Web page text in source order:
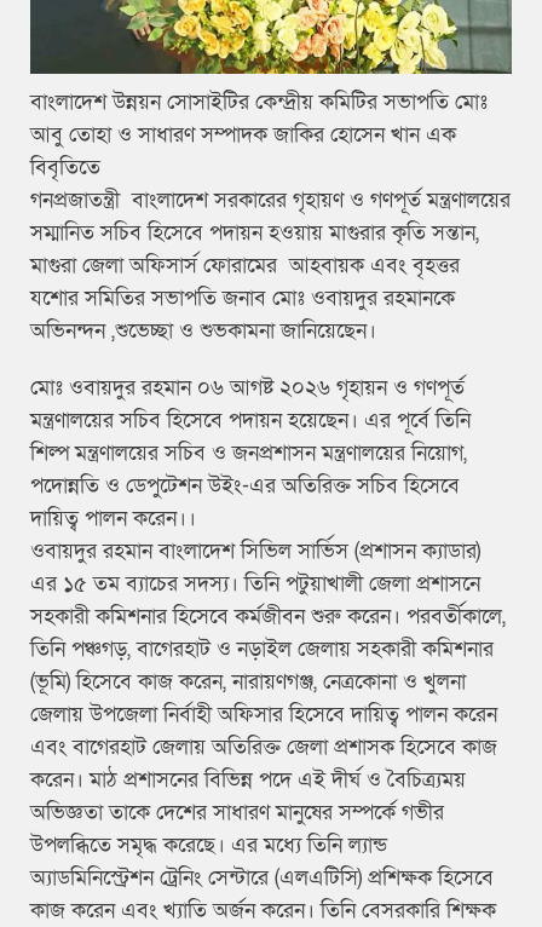
বাংলাদেশ উন্নয়ন সোসাইটির কেন্দ্রীয় কমিটির সভাপতি মোঃ
আবু তোহা ও সাধারণ সম্পাদক জাকির হোসেন খান এক
বিবৃতিতে
গনপ্রজাতন্ত্রী বাংলাদেশ সরকারের গৃহায়ণ ও গণপূর্ত মন্ত্রণালয়ের
সম্মানিত সচিব হিসেবে পদায়ন হওয়ায় মাগুরার কৃতি সন্তান,
মাগুরা জেলা অফিসার্স ফোরামের আহবায়ক এবং বৃহত্তর
যশোর সমিতির সভাপতি জনাব মোঃ ওবায়দুর রহমানকে
অভিনন্দন ,শুভেচ্ছা ও শুভকামনা জানিয়েছেন।
মোঃ ওবায়দুর রহমান ০৬ আগষ্ট ২০২৬ গৃহায়ন ও গণপূর্ত
মন্ত্রণালয়ের সচিব হিসেবে পদায়ন হয়েছেন। এর পূর্বে তিনি
শিল্প মন্ত্রণালয়ের সচিব ও জনপ্রশাসন মন্ত্রণালয়ের নিয়োগ,
পদোন্নতি ও ডেপুটেশন উইং-এর অতিরিক্ত সচিব হিসেবে
দায়িত্ব পালন করেন।।
ওবায়দুর রহমান বাংলাদেশ সিভিল সার্ভিস (প্রশাসন ক্যাডার)
এর ১৫ তম ব্যাচের সদস্য। তিনি পটুয়াখালী জেলা প্রশাসনে
সহকারী কমিশনার হিসেবে কর্মজীবন শুরু করেন। পরবর্তীকালে,
তিনি পঞ্চগড়, বাগেরহাট ও নড়াইল জেলায় সহকারী কমিশনার
(ভূমি) হিসেবে কাজ করেন, নারায়ণগঞ্জ, নেত্রকোনা ও খুলনা
জেলায় উপজেলা নির্বাহী অফিসার হিসেবে দায়িত্ব পালন করেন
এবং বাগেরহাট জেলায় অতিরিক্ত জেলা প্রশাসক হিসেবে কাজ
করেন। মাঠ প্রশাসনের বিভিন্ন পদে এই দীর্ঘ ও বৈচিত্র্যময়
অভিজ্ঞতা তাকে দেশের সাধারণ মানুষের সম্পর্কে গভীর
উপলব্ধিতে সমৃদ্ধ করেছে। এর মধ্যে তিনি ল্যান্ড
অ্যাডমিনিস্ট্রেশন ট্রেনিং সেন্টারে (এলএটিসি) প্রশিক্ষক হিসেবে
কাজ করেন এবং খ্যাতি অর্জন করেন। তিনি বেসরকারি শিক্ষক